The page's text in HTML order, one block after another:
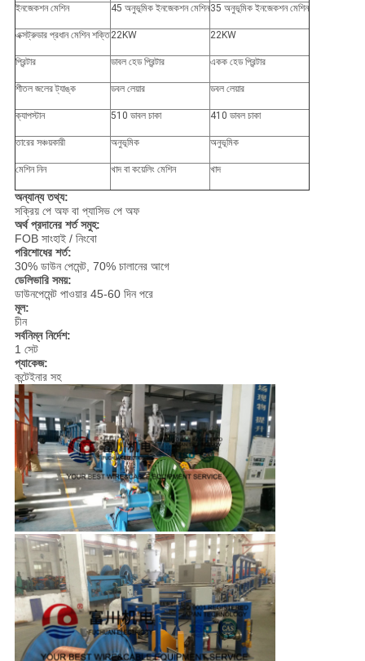
ইনজেকশন মেশিন 45 অনুভূমিক ইনজেকশন মেশিন35 অনুভূমিক ইনজেকশন মেশিন
এক্সট্রুডার প্রধান মেশিন শক্তি22KW 22KW
প্রিন্টার ডাবল হেড প্রিন্টার একক হেড প্রিন্টার
শীতল জলের ট্যাঙ্ক ডবল লেয়ার ডবল লেয়ার
ক্যাপস্টান 510 ডাবল চাকা 410 ডাবল চাকা
তারের সঞ্চয়কারী অনুভূমিক অনুভূমিক
মেশিন নিন খাদ বা কয়েলিং মেশিন খাদ
অন্যান্য তথ্য:
সক্রিয় পে অফ বা প্যাসিভ পে অফ
অর্থ প্রদানের শর্ত সমুহ:
FOB সাংহাই / নিংবো
পরিশোধের শর্ত:
30% ডাউন পেমেন্ট, 70% চালানের আগে
ডেলিভারি সময়:
ডাউনপেমেন্ট পাওয়ার 45-60 দিন পরে
মূল:
চীন
সর্বনিম্ন নির্দেশ:
1 সেট
প্যাকেজ:
কন্টেইনার সহ